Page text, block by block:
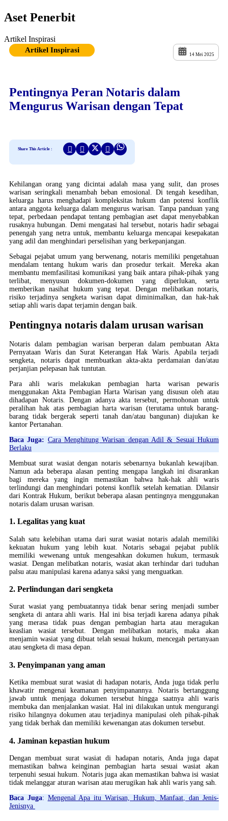
Aset Penerbit
Artikel Inspirasi
Artikel Inspirasi
14 Mei 2025
Pentingnya Peran Notaris dalam
Mengurus Warisan dengan Tepat
Share This Article :
Kehilangan orang yang dicintai adalah masa yang sulit, dan proses
warisan seringkali menambah beban emosional. Di tengah kesedihan,
keluarga harus menghadapi kompleksitas hukum dan potensi konflik
antara anggota keluarga dalam mengurus warisan. Tanpa panduan yang
tepat, perbedaan pendapat tentang pembagian aset dapat menyebabkan
rusaknya hubungan. Demi mengatasi hal tersebut, notaris hadir sebagai
penengah yang netra untuk, membantu keluarga mencapai kesepakatan
yang adil dan menghindari perselisihan yang berkepanjangan.
Sebagai pejabat umum yang berwenang, notaris memiliki pengetahuan
mendalam tentang hukum waris dan prosedur terkait. Mereka akan
membantu memfasilitasi komunikasi yang baik antara pihak-pihak yang
terlibat, menyusun dokumen-dokumen yang diperlukan, serta
memberikan nasihat hukum yang tepat. Dengan melibatkan notaris,
risiko terjadinya sengketa warisan dapat diminimalkan, dan hak-hak
setiap ahli waris dapat terjamin dengan baik.
Pentingnya notaris dalam urusan warisan
Notaris dalam pembagian warisan berperan dalam pembuatan Akta
Pernyataan Waris dan Surat Keterangan Hak Waris. Apabila terjadi
sengketa, notaris dapat membuatkan akta-akta perdamaian dan/atau
perjanjian pelepasan hak tuntutan.
Para ahli waris melakukan pembagian harta warisan pewaris
menggunakan Akta Pembagian Harta Warisan yang disusun oleh atau
dihadapan Notaris. Dengan adanya akta tersebut, permohonan untuk
peralihan hak atas pembagian harta warisan (terutama untuk barang-
barang tidak bergerak seperti tanah dan/atau bangunan) diajukan ke
kantor Pertanahan.
Baca Juga: Cara Menghitung Warisan dengan Adil & Sesuai Hukum
Berlaku
Membuat surat wasiat dengan notaris sebenarnya bukanlah kewajiban.
Namun ada beberapa alasan penting mengapa langkah ini disarankan
bagi mereka yang ingin memastikan bahwa hak-hak ahli waris
terlindungi dan menghindari potensi konflik setelah kematian. Dilansir
dari Kontrak Hukum, berikut beberapa alasan pentingnya menggunakan
notaris dalam urusan warisan.
1. Legalitas yang kuat
Salah satu kelebihan utama dari surat wasiat notaris adalah memiliki
kekuatan hukum yang lebih kuat. Notaris sebagai pejabat publik
memiliki wewenang untuk mengesahkan dokumen hukum, termasuk
wasiat. Dengan melibatkan notaris, wasiat akan terhindar dari tuduhan
palsu atau manipulasi karena adanya saksi yang menguatkan.
2. Perlindungan dari sengketa
Surat wasiat yang pembuatannya tidak benar sering menjadi sumber
sengketa di antara ahli waris. Hal ini bisa terjadi karena adanya pihak
yang merasa tidak puas dengan pembagian harta atau meragukan
keaslian wasiat tersebut. Dengan melibatkan notaris, maka akan
menjamin wasiat yang dibuat telah sesuai hukum, mencegah pertanyaan
atau sengketa di masa depan.
3. Penyimpanan yang aman
Ketika membuat surat wasiat di hadapan notaris, Anda juga tidak perlu
khawatir mengenai keamanan penyimpanannya. Notaris bertanggung
jawab untuk menjaga dokumen tersebut hingga saatnya ahli waris
membuka dan menjalankan wasiat. Hal ini dilakukan untuk mengurangi
risiko hilangnya dokumen atau terjadinya manipulasi oleh pihak-pihak
yang tidak berhak dan memiliki kewenangan atas dokumen tersebut.
4. Jaminan kepastian hukum
Dengan membuat surat wasiat di hadapan notaris, Anda juga dapat
memastikan bahwa keinginan pembagian harta sesuai wasiat akan
terpenuhi sesuai hukum. Notaris juga akan memastikan bahwa isi wasiat
tidak melanggar aturan warisan atau merugikan hak ahli waris yang sah.
Baca Juga: Mengenal Apa itu Warisan, Hukum, Manfaat, dan Jenis-
Jenisnya